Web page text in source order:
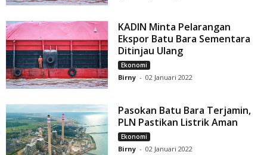
KADIN Minta Pelarangan
Ekspor Batu Bara Sementara
Ditinjau Ulang
Ekonomi
Birny - 02 Januari 2022
Pasokan Batu Bara Terjamin,
PLN Pastikan Listrik Aman
Ekonomi
Birny - 02 Januari 2022